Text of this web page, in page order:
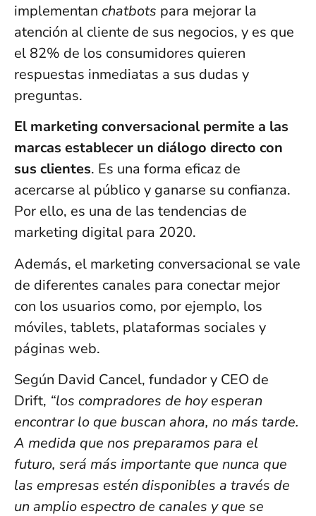
implementan chatbots para mejorar la
atención al cliente de sus negocios, y es que
el 82% de los consumidores quieren
respuestas inmediatas a sus dudas y
preguntas.
El marketing conversacional permite a las
marcas establecer un diálogo directo con
sus clientes. Es una forma eficaz de
acercarse al público y ganarse su confianza.
Por ello, es una de las tendencias de
marketing digital para 2020.
Además, el marketing conversacional se vale
de diferentes canales para conectar mejor
con los usuarios como, por ejemplo, los
móviles, tablets, plataformas sociales y
páginas web.
Según David Cancel, fundador y CEO de
Drift, “los compradores de hoy esperan
encontrar lo que buscan ahora, no más tarde.
A medida que nos preparamos para el
futuro, será más importante que nunca que
las empresas estén disponibles a través de
un amplio espectro de canales y que se